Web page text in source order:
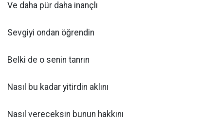
Ve daha pür daha inançlı
Sevgiyi ondan öğrendin
Belki de o senin tanrın
Nasıl bu kadar yitirdin aklını
Nasıl vereceksin bunun hakkını